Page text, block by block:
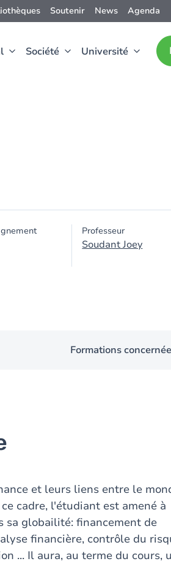
Soutenir News Agenda
Société Université
Professeur
Soudant Joey
Formations
et leurs liens entre le
cadre, l'étudiant est amené à
sa globailité: financement de
financière, contrôle du
... Il aura, au terme du cours,